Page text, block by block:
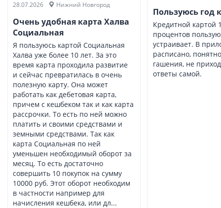
28.07.2026 Нижний Новгород
Очень удобная карта Халва
Социальная
Я пользуюсь картой Социальная
Халва уже более 10 лет. За это
время карта проходила развитие
и сейчас превратилась в очень
полезную карту. Она может
работать как дебетовая карта,
причем с кешбеком так и как карта
рассрочки. То есть по ней можно
платить и своими средствами и
земными средствами. Так как
карта Социальная по ней
уменьшен необходимый оборот за
месяц. То есть достаточно
совершить 10 покупок на сумму
10000 руб. Этот оборот необходим
в частности например для
начисления кешбека, или дл...
Пользуюсь год
Кредитной картой
процентов
устраивает. В
расписано,
гашения, не
ответы самой.